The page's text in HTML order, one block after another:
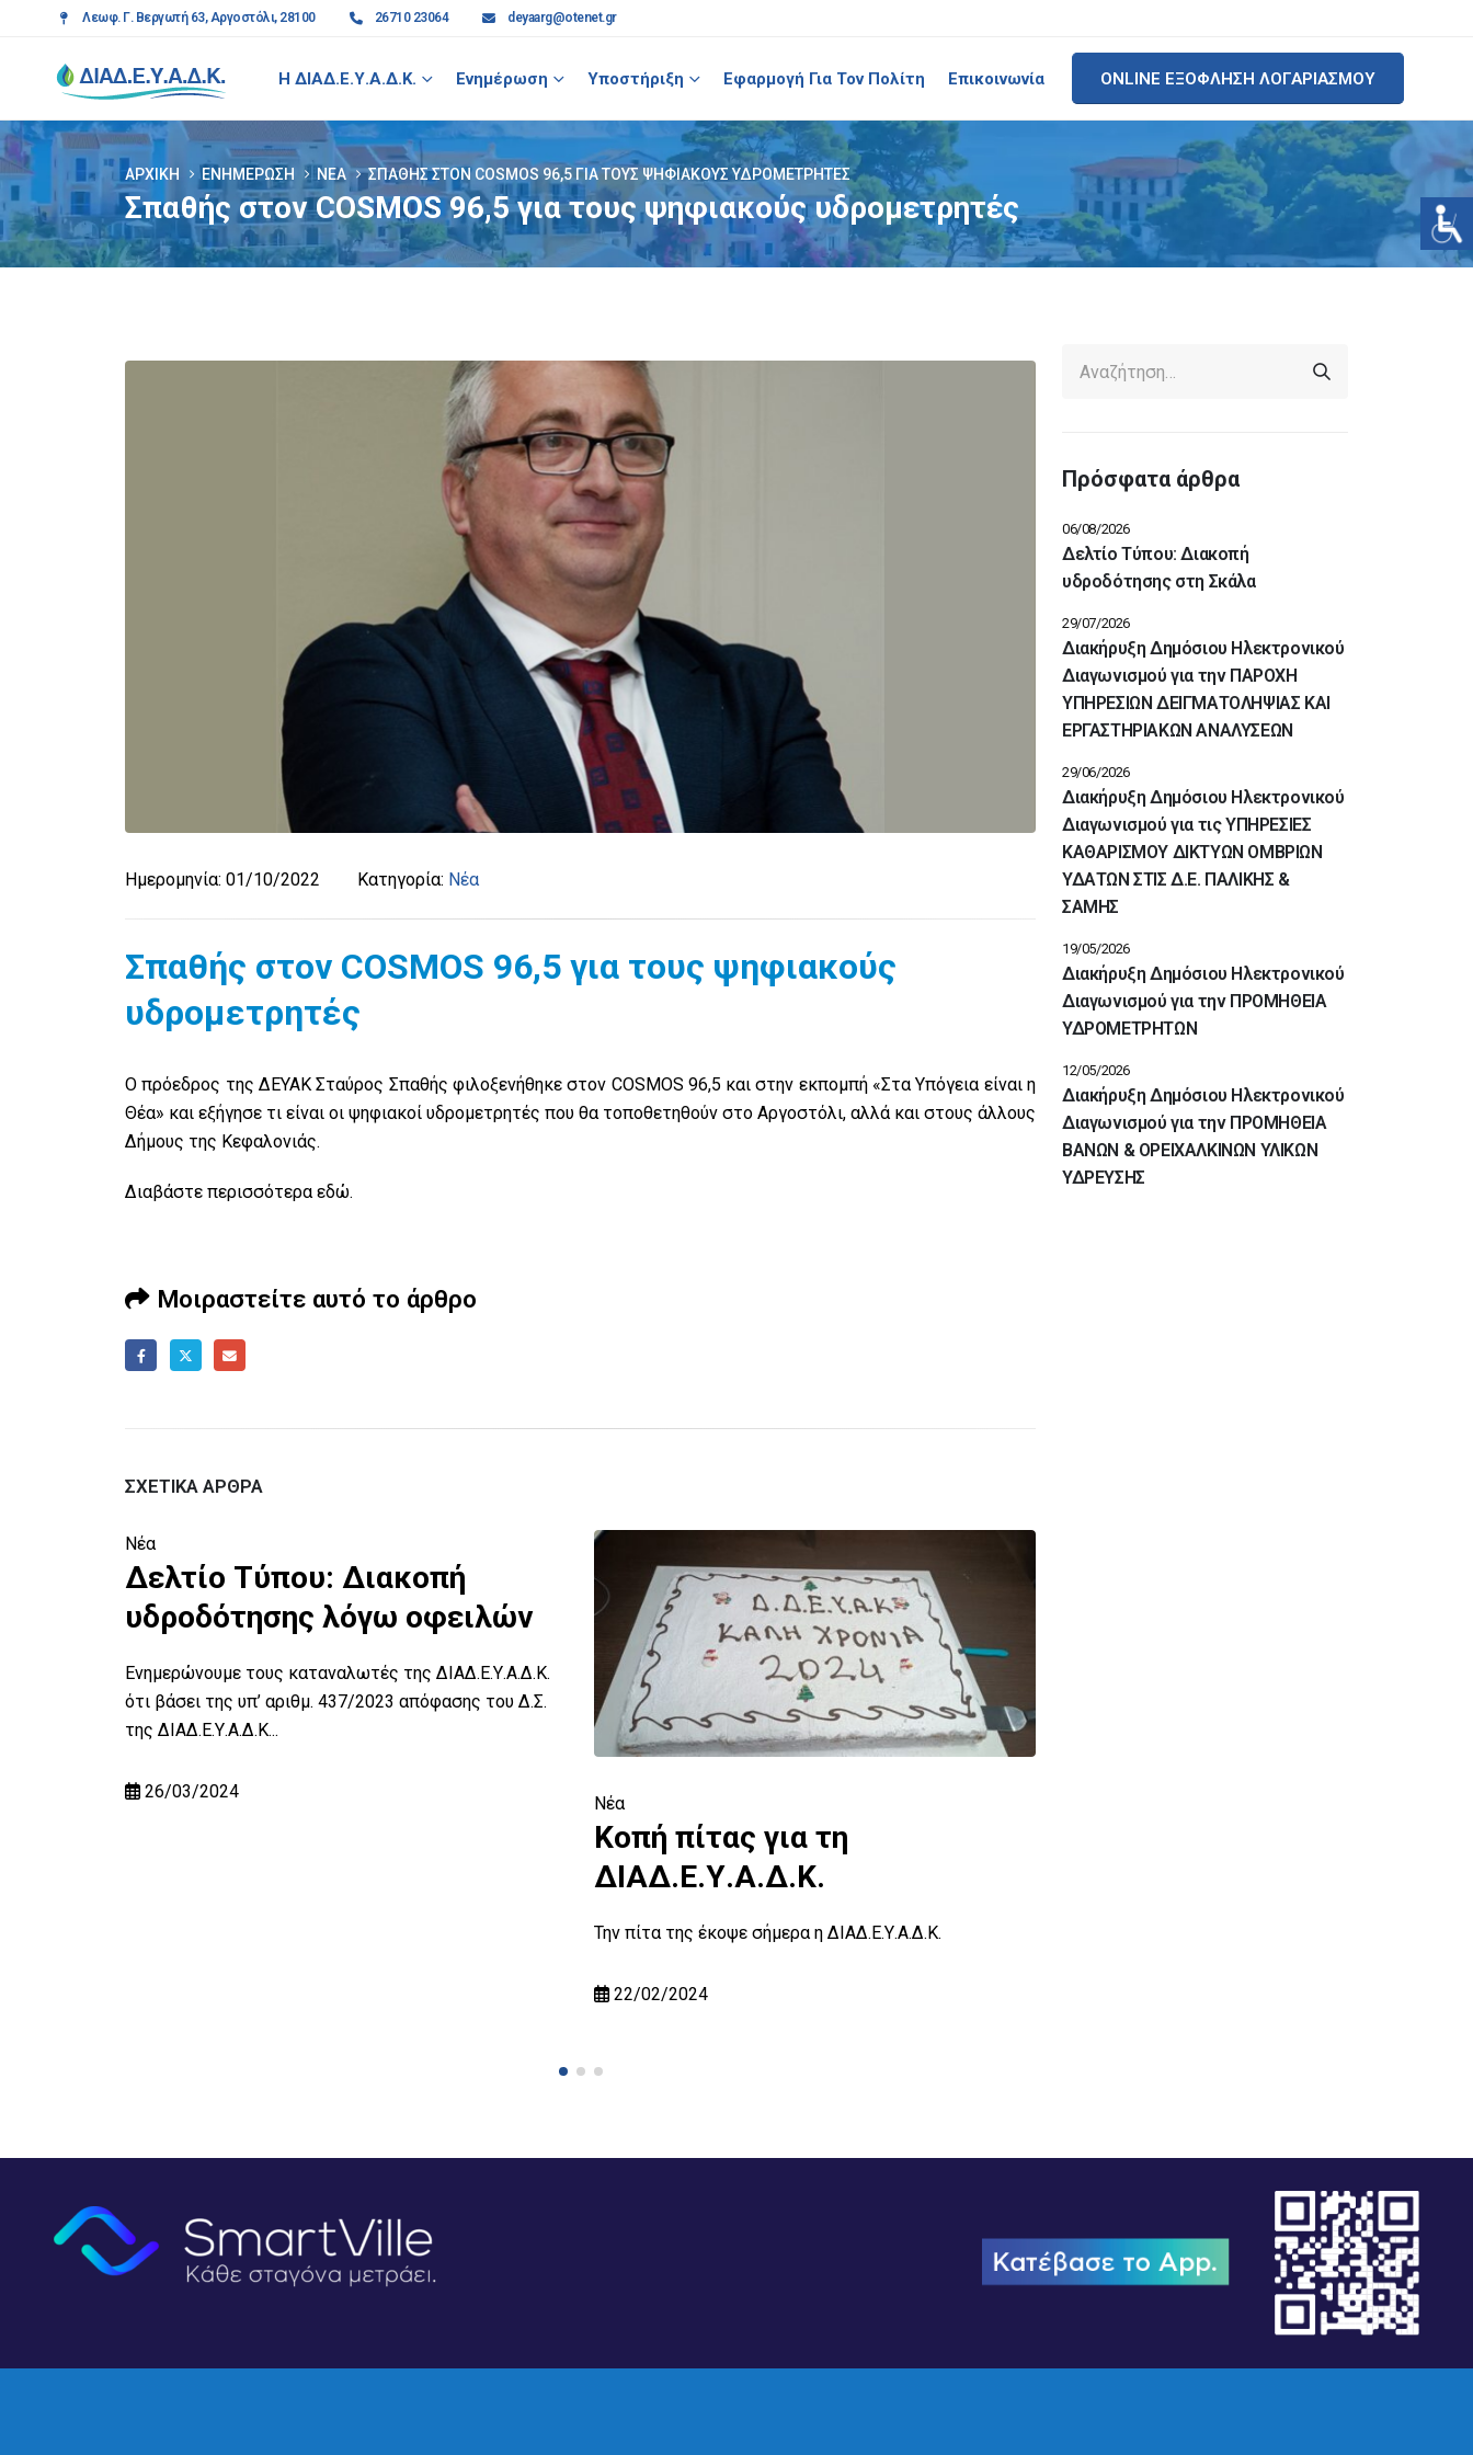
Λεωφ. Γ. Βεργωτή 63, Αργοστόλι, 28100 26710 23064 deyaarg@otenet.gr
Η ΔΙΑΔ.Ε.Υ.Α.Δ.Κ. Ενημέρωση Υποστήριξη Εφαρμογή Για Τον Πολίτη Επικοινωνία ONLINE ΕΞΟΦΛΗΣΗ ΛΟΓΑΡΙΑΣΜΟΥ
ΑΡΧΙΚΉ ΕΝΗΜΈΡΩΣΗ ΝΈΑ ΣΠΑΘΉΣ ΣΤΟΝ COSMOS 96,5 ΓΙΑ ΤΟΥΣ ΨΗΦΙΑΚΟΎΣ ΥΔΡΟΜΕΤΡΗΤΈΣ
Σπαθής στον COSMOS 96,5 για τους ψηφιακούς υδρομετρητές
Ημερομηνία: 01/10/2022 Κατηγορία: Νέα
Σπαθής στον COSMOS 96,5 για τους ψηφιακούς
υδρομετρητές
Ο πρόεδρος της ΔΕΥΑΚ Σταύρος Σπαθής φιλοξενήθηκε στον COSMOS 96,5 και στην εκπομπή «Στα Υπόγεια είναι η
Θέα» και εξήγησε τι είναι οι ψηφιακοί υδρομετρητές που θα τοποθετηθούν στο Αργοστόλι, αλλά και στους άλλους
Δήμους της Κεφαλονιάς.
Διαβάστε περισσότερα εδώ.
Μοιραστείτε αυτό το άρθρο
ΣΧΕΤΙΚΆ ΆΡΘΡΑ
Νέα
Δελτίο Τύπου: Διακοπή
υδροδότησης λόγω οφειλών
Ενημερώνουμε τους καταναλωτές της ΔΙΑΔ.Ε.Υ.Α.Δ.Κ.
ότι βάσει της υπ’ αριθμ. 437/2023 απόφασης του Δ.Σ.
της ΔΙΑΔ.Ε.Υ.Α.Δ.Κ...
26/03/2024
Νέα
Κοπή πίτας για τη
ΔΙΑΔ.Ε.Υ.Α.Δ.Κ.
Την πίτα της έκοψε σήμερα η ΔΙΑΔ.Ε.Υ.Α.Δ.Κ.
22/02/2024
Πρόσφατα άρθρα
Δελτίο Τύπου: Διακοπή
υδροδότησης στη Σκάλα
06/08/2026
Διακήρυξη Δημόσιου Ηλεκτρονικού
Διαγωνισμού για την ΠΑΡΟΧΗ
ΥΠΗΡΕΣΙΩΝ ΔΕΙΓΜΑΤΟΛΗΨΙΑΣ ΚΑΙ
ΕΡΓΑΣΤΗΡΙΑΚΩΝ ΑΝΑΛΥΣΕΩΝ
29/07/2026
Διακήρυξη Δημόσιου Ηλεκτρονικού
Διαγωνισμού για τις ΥΠΗΡΕΣΙΕΣ
ΚΑΘΑΡΙΣΜΟΥ ΔΙΚΤΥΩΝ ΟΜΒΡΙΩΝ
ΥΔΑΤΩΝ ΣΤΙΣ Δ.Ε. ΠΑΛΙΚΗΣ &
ΣΑΜΗΣ
29/06/2026
Διακήρυξη Δημόσιου Ηλεκτρονικού
Διαγωνισμού για την ΠΡΟΜΗΘΕΙΑ
ΥΔΡΟΜΕΤΡΗΤΩΝ
19/05/2026
Διακήρυξη Δημόσιου Ηλεκτρονικού
Διαγωνισμού για την ΠΡΟΜΗΘΕΙΑ
ΒΑΝΩΝ & ΟΡΕΙΧΑΛΚΙΝΩΝ ΥΛΙΚΩΝ
ΥΔΡΕΥΣΗΣ
12/05/2026